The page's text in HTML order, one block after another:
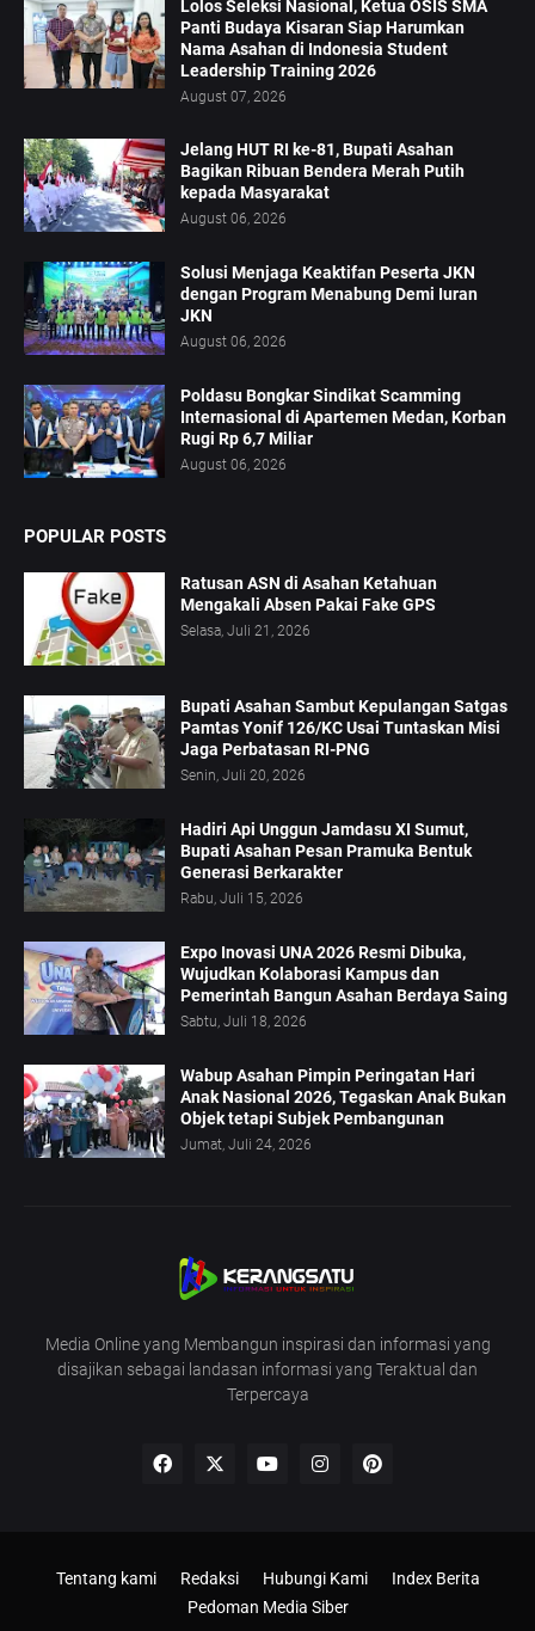
Lolos Seleksi Nasional, Ketua OSIS SMA
Panti Budaya Kisaran Siap Harumkan
Nama Asahan di Indonesia Student
Leadership Training 2026
August 07, 2026
Jelang HUT RI ke-81, Bupati Asahan
Bagikan Ribuan Bendera Merah Putih
kepada Masyarakat
August 06, 2026
Solusi Menjaga Keaktifan Peserta JKN
dengan Program Menabung Demi Iuran
JKN
August 06, 2026
Poldasu Bongkar Sindikat Scamming
Internasional di Apartemen Medan, Korban
Rugi Rp 6,7 Miliar
August 06, 2026
POPULAR POSTS
Ratusan ASN di Asahan Ketahuan
Mengakali Absen Pakai Fake GPS
Selasa, Juli 21, 2026
Bupati Asahan Sambut Kepulangan Satgas
Pamtas Yonif 126/KC Usai Tuntaskan Misi
Jaga Perbatasan RI-PNG
Senin, Juli 20, 2026
Hadiri Api Unggun Jamdasu XI Sumut,
Bupati Asahan Pesan Pramuka Bentuk
Generasi Berkarakter
Rabu, Juli 15, 2026
Expo Inovasi UNA 2026 Resmi Dibuka,
Wujudkan Kolaborasi Kampus dan
Pemerintah Bangun Asahan Berdaya Saing
Sabtu, Juli 18, 2026
Wabup Asahan Pimpin Peringatan Hari
Anak Nasional 2026, Tegaskan Anak Bukan
Objek tetapi Subjek Pembangunan
Jumat, Juli 24, 2026
Media Online yang Membangun inspirasi dan informasi yang
disajikan sebagai landasan informasi yang Teraktual dan
Terpercaya
Tentang kami Redaksi Hubungi Kami
Index Berita
Pedoman Media Siber